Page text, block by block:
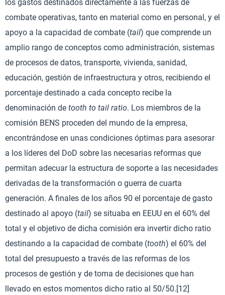
los gastos destinados directamente a las fuerzas de
combate operativas, tanto en material como en personal, y el
apoyo a la capacidad de combate (tail) que comprende un
amplio rango de conceptos como administración, sistemas
de procesos de datos, transporte, vivienda, sanidad,
educación, gestión de infraestructura y otros, recibiendo el
porcentaje destinado a cada concepto recibe la
denominación de tooth to tail ratio. Los miembros de la
comisión BENS proceden del mundo de la empresa,
encontrándose en unas condiciones óptimas para asesorar
a los líderes del DoD sobre las necesarias reformas que
permitan adecuar la estructura de soporte a las necesidades
derivadas de la transformación o guerra de cuarta
generación. A finales de los años 90 el porcentaje de gasto
destinado al apoyo (tail) se situaba en EEUU en el 60% del
total y el objetivo de dicha comisión era invertir dicho ratio
destinando a la capacidad de combate (tooth) el 60% del
total del presupuesto a través de las reformas de los
procesos de gestión y de toma de decisiones que han
llevado en estos momentos dicho ratio al 50/50.[12]